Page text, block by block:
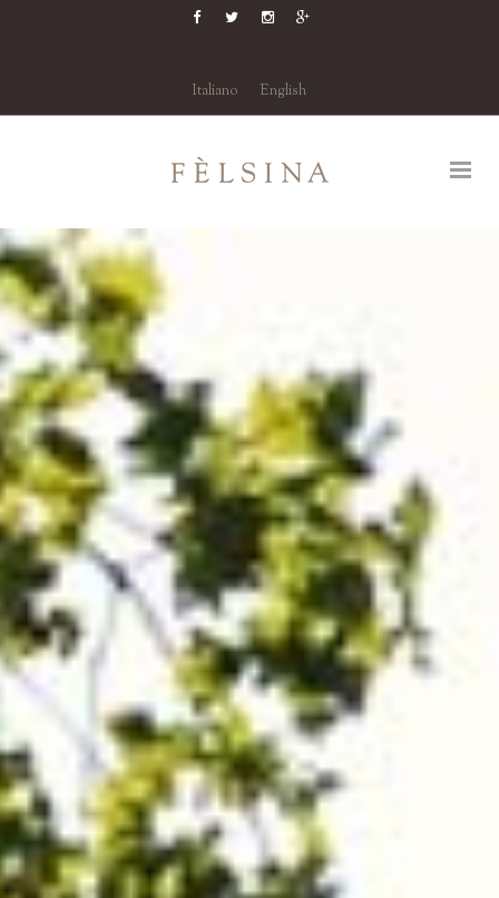
Italiano English